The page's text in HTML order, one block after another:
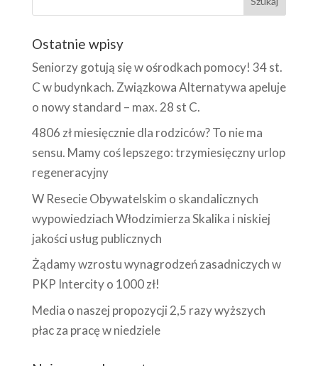
Ostatnie wpisy
Seniorzy gotują się w ośrodkach pomocy! 34 st.
C w budynkach. Związkowa Alternatywa apeluje
o nowy standard – max. 28 st C.
4806 zł miesięcznie dla rodziców? To nie ma
sensu. Mamy coś lepszego: trzymiesięczny urlop
regeneracyjny
W Resecie Obywatelskim o skandalicznych
wypowiedziach Włodzimierza Skalika i niskiej
jakości usług publicznych
Żądamy wzrostu wynagrodzeń zasadniczych w
PKP Intercity o 1000 zł!
Media o naszej propozycji 2,5 razy wyższych
płac za pracę w niedziele